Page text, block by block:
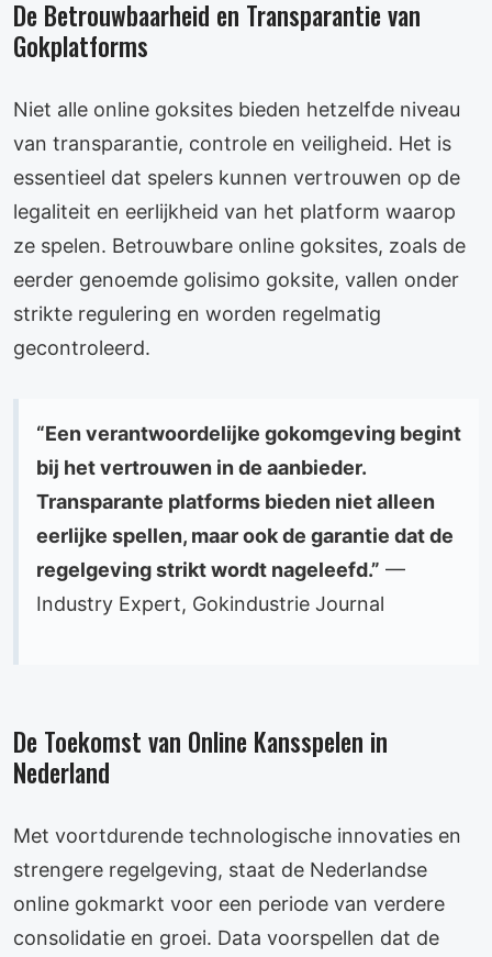
De Betrouwbaarheid en Transparantie van
Gokplatforms
Niet alle online goksites bieden hetzelfde niveau
van transparantie, controle en veiligheid. Het is
essentieel dat spelers kunnen vertrouwen op de
legaliteit en eerlijkheid van het platform waarop
ze spelen. Betrouwbare online goksites, zoals de
eerder genoemde golisimo goksite, vallen onder
strikte regulering en worden regelmatig
gecontroleerd.
“Een verantwoordelijke gokomgeving begint
bij het vertrouwen in de aanbieder.
Transparante platforms bieden niet alleen
eerlijke spellen, maar ook de garantie dat de
regelgeving strikt wordt nageleefd.” —
Industry Expert, Gokindustrie Journal
De Toekomst van Online Kansspelen in
Nederland
Met voortdurende technologische innovaties en
strengere regelgeving, staat de Nederlandse
online gokmarkt voor een periode van verdere
consolidatie en groei. Data voorspellen dat de